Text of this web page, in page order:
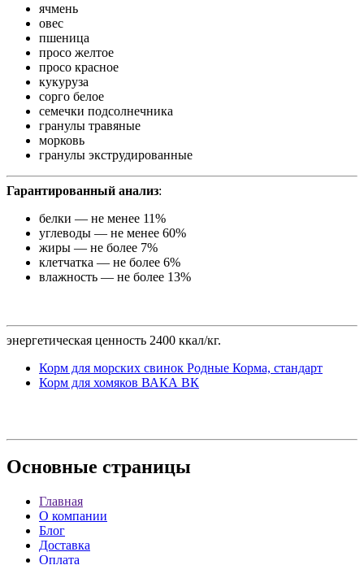
ячмень
овес
пшеница
просо желтое
просо красное
кукуруза
сорго белое
семечки подсолнечника
гранулы травяные
морковь
гранулы экструдированные
Гарантированный анализ:
белки — не менее 11%
углеводы — не менее 60%
жиры — не более 7%
клетчатка — не более 6%
влажность — не более 13%
энергетическая ценность 2400 ккал/кг.
Корм для морских свинок Родные Корма, стандарт
Корм для хомяков ВАКА ВК
Основные страницы
Главная
О компании
Блог
Доставка
Оплата